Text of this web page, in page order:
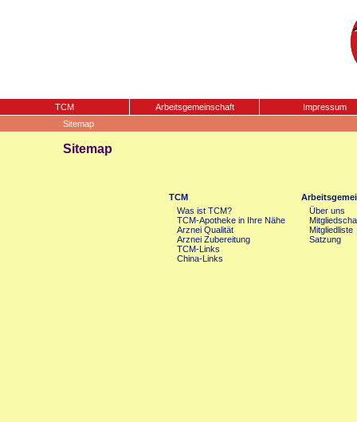
TCM Arbeitsgemeinschaft
Impressum
Sitemap
Sitemap
TCM
Was ist TCM?
TCM-Apotheke in Ihre Nähe
Arznei Qualität
Arznei Zubereitung
TCM-Links
China-Links
Über uns
Mitgliedliste
Satzung